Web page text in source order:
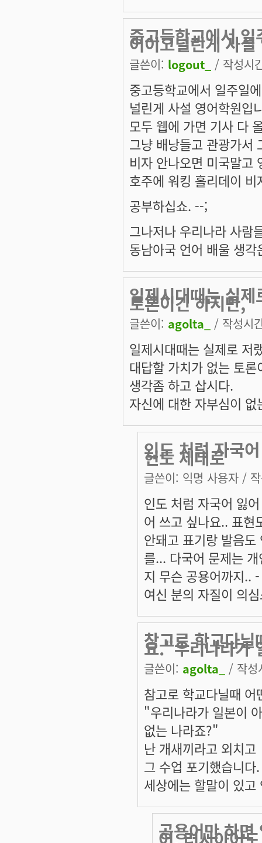
중고등학교에서
어이고널린게 사설
글쓴이: logout_ / 작성시
중고등학교에서 일주일
널린게 사설 영어학원입
모두 웹에 가면 기사 다
그냥 배낭들고 관광가서
비자 안나오면 미국말고
호주에 워킹 홀리데이
공부하십쇼. --;
그나저나 우리나라 사람
동남아국 언어 배울 생
일제시대때는 실
토론이긴 하지만,
글쓴이: agolta_ / 작성시
일제시대때는 실제로 저
대답할 가치가 없는 토론
생각좀 하고 삽시다.
자신에 대한 자부심이
인도 처럼 자국
현도 제대로
글쓴이: 익명 사용자 /
인도 처럼 자국어 잃
어 쓰고 싶나요.. 표현
안돼고 표기랑 발음도
를... 다국어 문제는
지 무슨 공용어까지..
여신 분의 자질이 의
참고로 학교다
요."우리나라가
글쓴이: agolta_ / 작
참고로 학교다닐때
"우리나라가 일본이
없는 나라죠?"
난 개새끼라고 외치고
그 수업 포기했습니다.
세상에는 할말이 있
공용어만 하